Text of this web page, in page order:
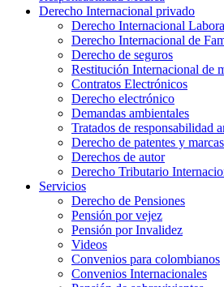
Derecho Internacional privado
Derecho Internacional
Derecho Internacional de
Derecho de seguros
Restitución Internacional de
Contratos Electrónicos
Derecho electrónico
Demandas ambientales
Tratados de responsabilidad
Derecho de patentes y marcas
Derechos de autor
Derecho Tributario
Servicios
Derecho de Pensiones
Pensión por vejez
Pensión por Invalidez
Videos
Convenios para colombianos
Convenios Internacionales